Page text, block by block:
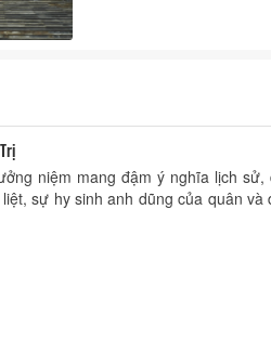
niệm mang đậm ý nghĩa lịch
sự hy sinh anh dũng của quân và